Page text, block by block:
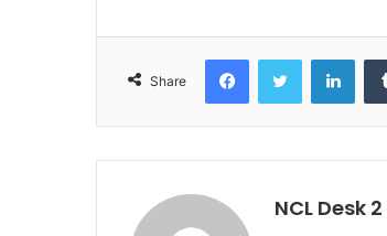
Share
NCL Desk 2